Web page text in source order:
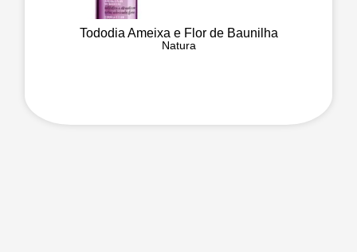
Tododia Ameixa e Flor de Baunilha
Natura